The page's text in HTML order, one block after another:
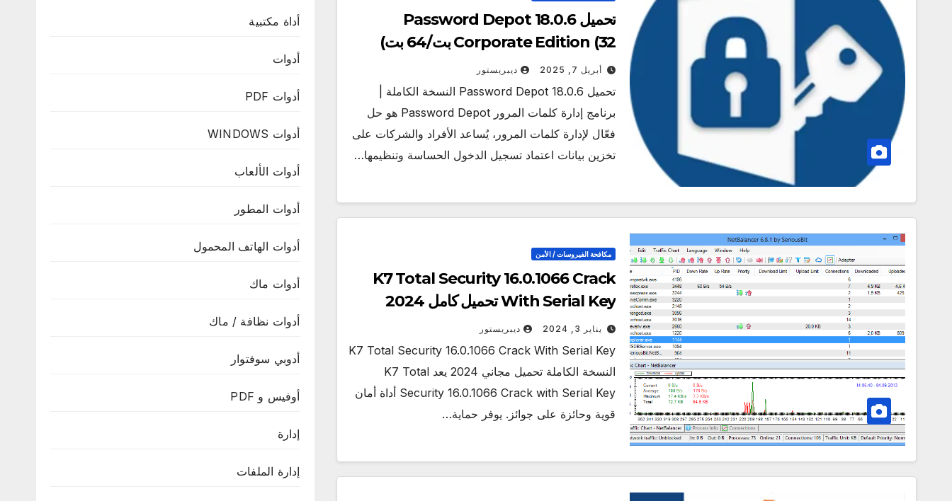
تحميل Password Depot 18.0.6
Corporate Edition (32 بت/64 بت)
أحدث
أبريل 7, 2025 ديبريستور
تحميل Password Depot 18.0.6 النسخة الكاملة |
برنامج إدارة كلمات المرور Password Depot هو حل
فعّال لإدارة كلمات المرور، يُساعد الأفراد والشركات على
تخزين بيانات اعتماد تسجيل الدخول الحساسة وتنظيمها…
مكافحة الفيروسات / الأمن
K7 Total Security 16.0.1066 Crack
With Serial Key تحميل كامل 2024
يناير 3, 2024 ديبريستور
K7 Total Security 16.0.1066 Crack With Serial Key
النسخة الكاملة تحميل مجاني 2024 يعد K7 Total
Security 16.0.1066 Crack with Serial Key أداة أمان
قوية وحائزة على جوائز. يوفر حماية…
أداة مكتبية
أدوات
أدوات PDF
أدوات WINDOWS
أدوات الألعاب
أدوات المطور
أدوات الهاتف المحمول
أدوات ماك
أدوات نظافة / ماك
أدوبي سوفتوار
أوفيس و PDF
إدارة
إدارة الملفات